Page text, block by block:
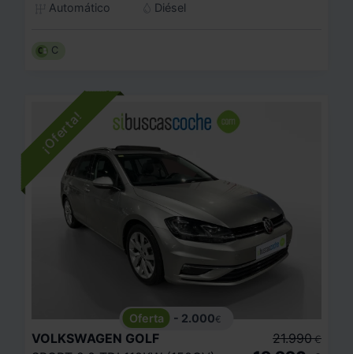
Automático
Diésel
C
- 2.000€
VOLKSWAGEN GOLF
21.990 €